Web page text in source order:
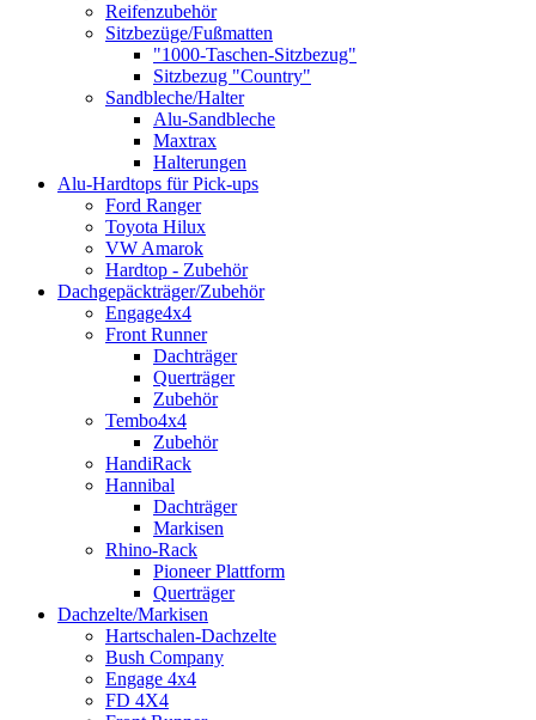
Reifenzubehör
Sitzbezüge/Fußmatten
"1000-Taschen-Sitzbezug"
Sitzbezug "Country"
Sandbleche/Halter
Alu-Sandbleche
Maxtrax
Halterungen
Alu-Hardtops für Pick-ups
Ford Ranger
Toyota Hilux
VW Amarok
Hardtop - Zubehör
Dachgepäckträger/Zubehör
Engage4x4
Front Runner
Dachträger
Querträger
Zubehör
Tembo4x4
Zubehör
HandiRack
Hannibal
Dachträger
Markisen
Rhino-Rack
Pioneer Plattform
Querträger
Dachzelte/Markisen
Hartschalen-Dachzelte
Bush Company
Engage 4x4
FD 4X4